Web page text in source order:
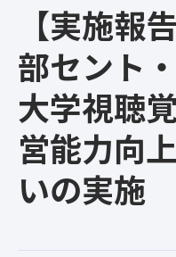
【実施報
部セント
大学視聴
営能力向
いの実施